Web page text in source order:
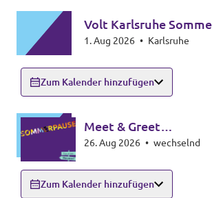
Volt Karlsruhe
1. Aug 2026 • Karlsruhe
Zum Kalender hinzufügen
Meet & Greet
Zollernalbkreis/
26. Aug 2026 • wechselnd
Zum Kalender hinzufügen